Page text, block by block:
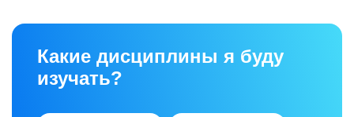
Какие дисциплины я буду
изучать?